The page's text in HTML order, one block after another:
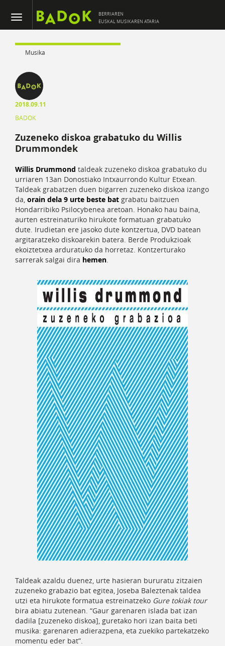
BERRIAREN
EUSKAL MUSIKAREN ATARIA
Musika
2018.09.11
BADOK
Zuzeneko diskoa grabatuko du Willis
Drummondek
Willis Drummond taldeak zuzeneko diskoa grabatuko du
urriaren 13an Donostiako Intxaurrondo Kultur Etxean.
Taldeak grabatzen duen bigarren zuzeneko diskoa izango
da, orain dela 9 urte beste bat grabatu baitzuen
Hondarribiko Psilocybenea aretoan. Honako hau baina,
aurten estreinaturiko hirukote formatuan grabatuko
dute. Irudietan ere jasoko dute kontzertua, DVD batean
argitaratzeko diskoarekin batera. Berde Produkzioak
ekoiztetxea arduratuko da horretaz. Kontzerturako
sarrerak salgai dira hemen.
Taldeak azaldu duenez, urte hasieran bururatu zitzaien
zuzeneko grabazio bat egitea, Joseba Baleztenak taldea
utzi eta hirukote formatua estreinatzeko Gure tokiak tour
bira abiatu zutenean. “Gaur garenaren islada bat izan
dadila [zuzeneko diskoa], guretako hori izan baita beti
musika: garenaren adierazpena, eta zuekiko partekatzeko
momentu eder bat”.